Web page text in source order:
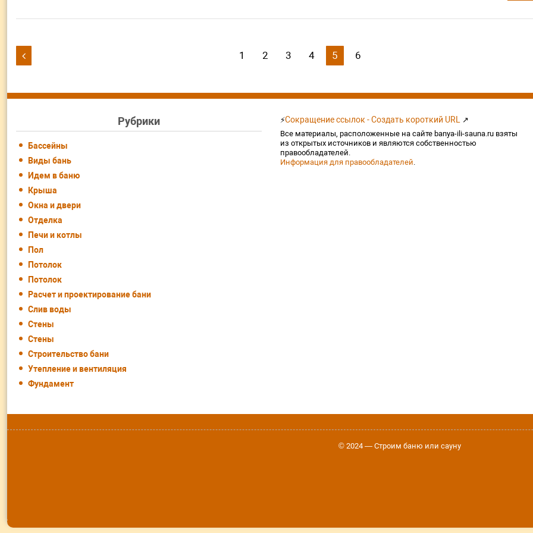
Навигация
записям
 1 2 3 4 5 6
Рубрики
Бассейны
Виды бань
Идем в баню
Крыша
Окна и двери
Отделка
Печи и котлы
Пол
Потолок
Потолок
Расчет и проектирование бани
Слив воды
Стены
Стены
Строительство бани
Утепление и вентиляция
Фундамент
⚡Сокращение ссылок - Создать короткий URL ↗
Все материалы, расположенные на сайте banya-ili-sauna.ru взяты
из открытых источников и являются собственностью
правообладателей.
Информация для правообладателей
© 2024 — Строим баню или сауну